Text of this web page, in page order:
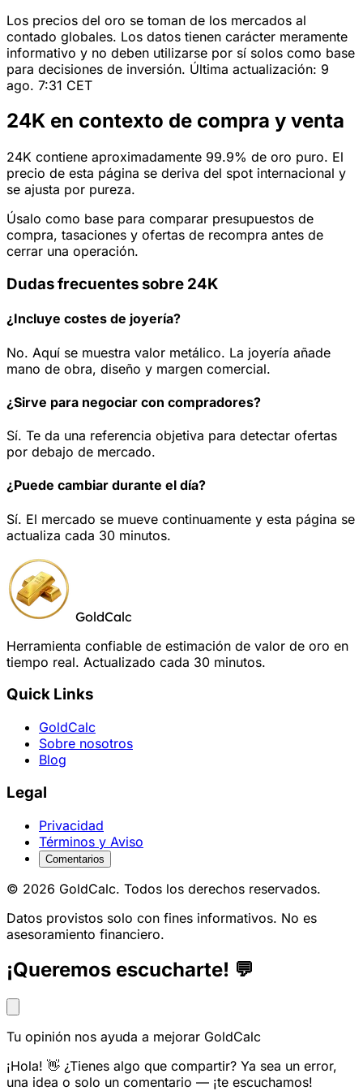
Los precios del oro se toman de los mercados al
contado globales. Los datos tienen carácter meramente
informativo y no deben utilizarse por sí solos como base
para decisiones de inversión. Última actualización: 9
ago. 7:31 CET
24K en contexto de compra y venta
24K contiene aproximadamente 99.9% de oro puro. El
precio de esta página se deriva del spot internacional y
se ajusta por pureza.
Úsalo como base para comparar presupuestos de
compra, tasaciones y ofertas de recompra antes de
cerrar una operación.
Dudas frecuentes sobre 24K
¿Incluye costes de joyería?
No. Aquí se muestra valor metálico. La joyería añade
mano de obra, diseño y margen comercial.
¿Sirve para negociar con compradores?
Sí. Te da una referencia objetiva para detectar ofertas
por debajo de mercado.
¿Puede cambiar durante el día?
Sí. El mercado se mueve continuamente y esta página se
actualiza cada 30 minutos.
GoldCalc
Herramienta confiable de estimación de valor de oro en
tiempo real. Actualizado cada 30 minutos.
Quick Links
GoldCalc
Sobre nosotros
Blog
Legal
Privacidad
Términos y Aviso
Comentarios
© 2026 GoldCalc. Todos los derechos reservados.
Datos provistos solo con fines informativos. No es
asesoramiento financiero.
¡Queremos escucharte! 💬
Tu opinión nos ayuda a mejorar GoldCalc
¡Hola! 👋 ¿Tienes algo que compartir? Ya sea un error,
una idea o solo un comentario — ¡te escuchamos!